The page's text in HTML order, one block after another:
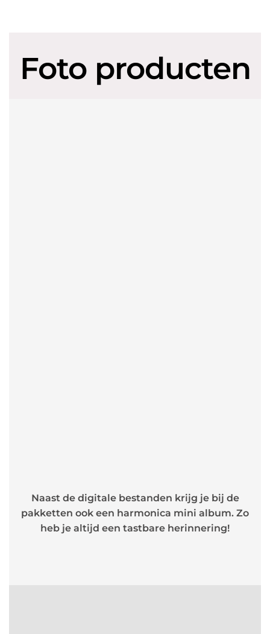
Foto producten
Naast de digitale bestanden krijg je bij de
pakketten ook een harmonica mini album. Zo
heb je altijd een tastbare herinnering!